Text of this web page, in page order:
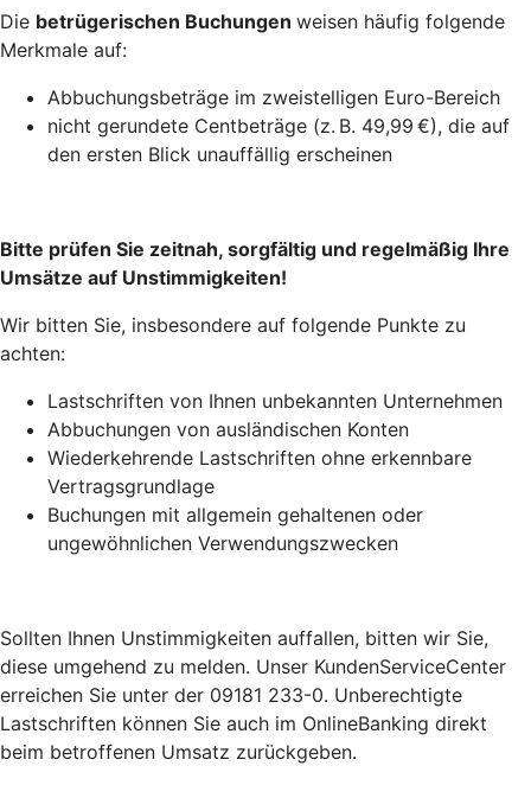
Die betrügerischen Buchungen weisen häufig folgende
Merkmale auf:
Abbuchungsbeträge im zweistelligen Euro-Bereich
nicht gerundete Centbeträge (z. B. 49,99 €), die auf
den ersten Blick unauffällig erscheinen
Bitte prüfen Sie zeitnah, sorgfältig und regelmäßig Ihre
Umsätze auf Unstimmigkeiten!
Wir bitten Sie, insbesondere auf folgende Punkte zu
achten:
Lastschriften von Ihnen unbekannten Unternehmen
Abbuchungen von ausländischen Konten
Wiederkehrende Lastschriften ohne erkennbare
Vertragsgrundlage
Buchungen mit allgemein gehaltenen oder
ungewöhnlichen Verwendungszwecken
Sollten Ihnen Unstimmigkeiten auffallen, bitten wir Sie,
diese umgehend zu melden. Unser KundenServiceCenter
erreichen Sie unter der 09181 233-0. Unberechtigte
Lastschriften können Sie auch im OnlineBanking direkt
beim betroffenen Umsatz zurückgeben.